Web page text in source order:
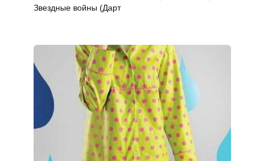
Звездные войны (Дарт